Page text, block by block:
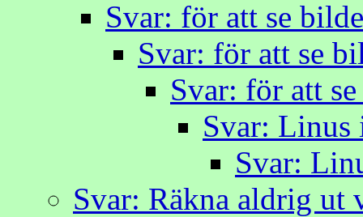
Svar: för att se
Svar: för att se
Svar: för att
Svar: Linus
Svar:
Svar: Räkna aldrig ut